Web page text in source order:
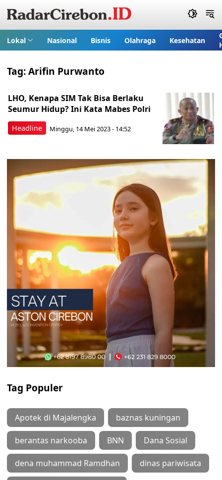
Lokal Nasional Bisnis Olahraga Kesehatan
Tag:Arifin Purwanto
Headline
LHO, Kenapa SIM Tak Bisa Berlaku
Seumur Hidup? Ini Kata Mabes Polri
Minggu, 14 Mei 2023 - 14:52
Tag Populer
Apotek di Majalengka baznas kuningan
berantas narkooba BNN Dana Sosial
dena muhammad Ramdhan dinas pariwisata